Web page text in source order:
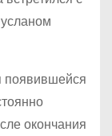
появившейся
окончания